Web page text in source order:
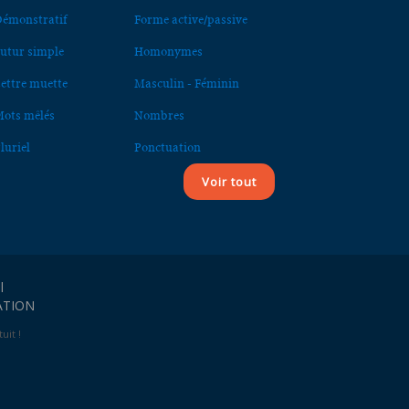
Forme active/passive
simple Homonymes
muette Masculin - Féminin
mêlés Nombres
Ponctuation
Voir tout
!